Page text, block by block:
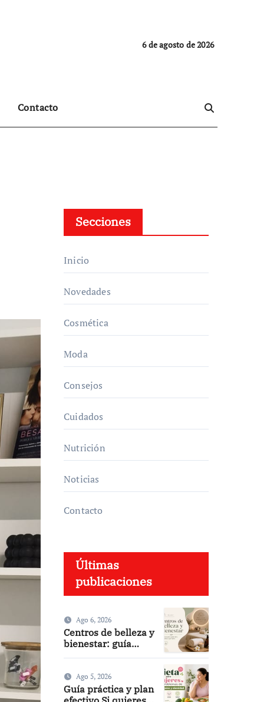
6 de agosto de 2026
Contacto
Secciones
Inicio
Novedades
Cosmética
Moda
Consejos
Cuidados
Nutrición
Noticias
Contacto
Últimas
publicaciones
Ago 6, 2026
Centros de belleza y
bienestar: guía
Ago 5, 2026
Guía práctica y plan